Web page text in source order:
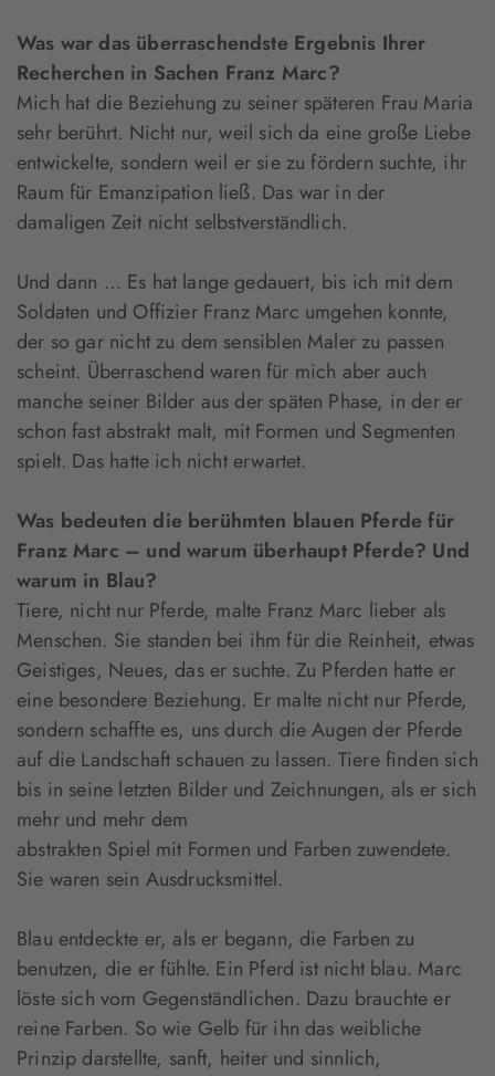
Was war das überraschendste Ergebnis Ihrer
Recherchen in Sachen Franz Marc?
Mich hat die Beziehung zu seiner späteren Frau Maria
sehr berührt. Nicht nur, weil sich da eine große Liebe
entwickelte, sondern weil er sie zu fördern suchte, ihr
Raum für Emanzipation ließ. Das war in der
damaligen Zeit nicht selbstverständlich.
Und dann … Es hat lange gedauert, bis ich mit dem
Soldaten und Offizier Franz Marc umgehen konnte,
der so gar nicht zu dem sensiblen Maler zu passen
scheint. Überraschend waren für mich aber auch
manche seiner Bilder aus der späten Phase, in der er
schon fast abstrakt malt, mit Formen und Segmenten
spielt. Das hatte ich nicht erwartet.
Was bedeuten die berühmten blauen Pferde für
Franz Marc – und warum überhaupt Pferde? Und
warum in Blau?
Tiere, nicht nur Pferde, malte Franz Marc lieber als
Menschen. Sie standen bei ihm für die Reinheit, etwas
Geistiges, Neues, das er suchte. Zu Pferden hatte er
eine besondere Beziehung. Er malte nicht nur Pferde,
sondern schaffte es, uns durch die Augen der Pferde
auf die Landschaft schauen zu lassen. Tiere finden sich
bis in seine letzten Bilder und Zeichnungen, als er sich
mehr und mehr dem
abstrakten Spiel mit Formen und Farben zuwendete.
Sie waren sein Ausdrucksmittel.
Blau entdeckte er, als er begann, die Farben zu
benutzen, die er fühlte. Ein Pferd ist nicht blau. Marc
löste sich vom Gegenständlichen. Dazu brauchte er
reine Farben. So wie Gelb für ihn das weibliche
Prinzip darstellte, sanft, heiter und sinnlich,